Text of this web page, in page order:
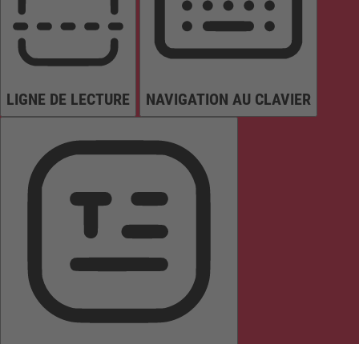
LIGNE DE LECTURE NAVIGATION AU CLAVIER